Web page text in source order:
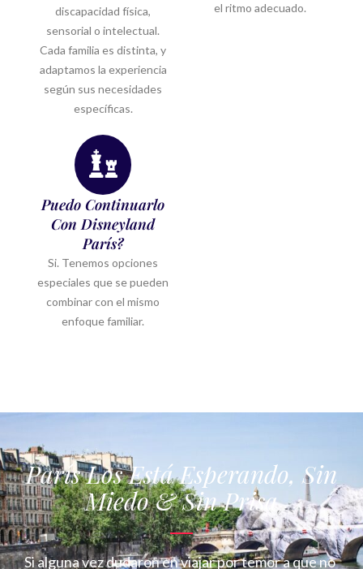
discapacidad física,
sensorial o intelectual.
Cada familia es distinta, y
adaptamos la experiencia
según sus necesidades
específicas.
el ritmo adecuado.
Puedo Continuarlo
Con Disneyland
París?
Si. Tenemos opciones
especiales que se pueden
combinar con el mismo
enfoque familiar.
París Los Está Esperando, Sin
Miedo & Sin Prisa
Si alguna vez dudaron en viajar por temor a que no